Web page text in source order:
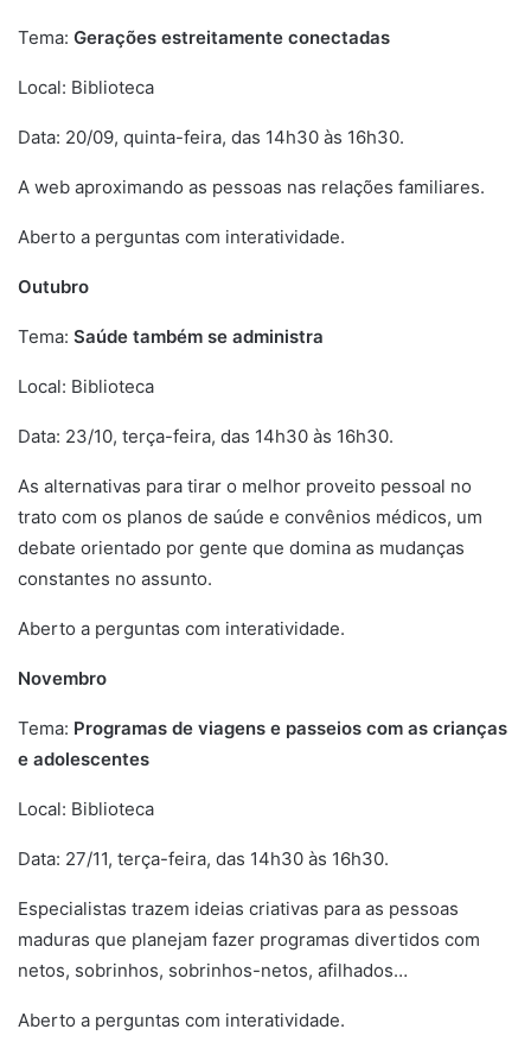
Tema: Gerações estreitamente conectadas
Local: Biblioteca
Data: 20/09, quinta-feira, das 14h30 às 16h30.
A web aproximando as pessoas nas relações familiares.
Aberto a perguntas com interatividade.
Outubro
Tema: Saúde também se administra
Local: Biblioteca
Data: 23/10, terça-feira, das 14h30 às 16h30.
As alternativas para tirar o melhor proveito pessoal no
trato com os planos de saúde e convênios médicos, um
debate orientado por gente que domina as mudanças
constantes no assunto.
Aberto a perguntas com interatividade.
Novembro
Tema: Programas de viagens e passeios com as crianças
e adolescentes
Local: Biblioteca
Data: 27/11, terça-feira, das 14h30 às 16h30.
Especialistas trazem ideias criativas para as pessoas
maduras que planejam fazer programas divertidos com
netos, sobrinhos, sobrinhos-netos, afilhados…
Aberto a perguntas com interatividade.